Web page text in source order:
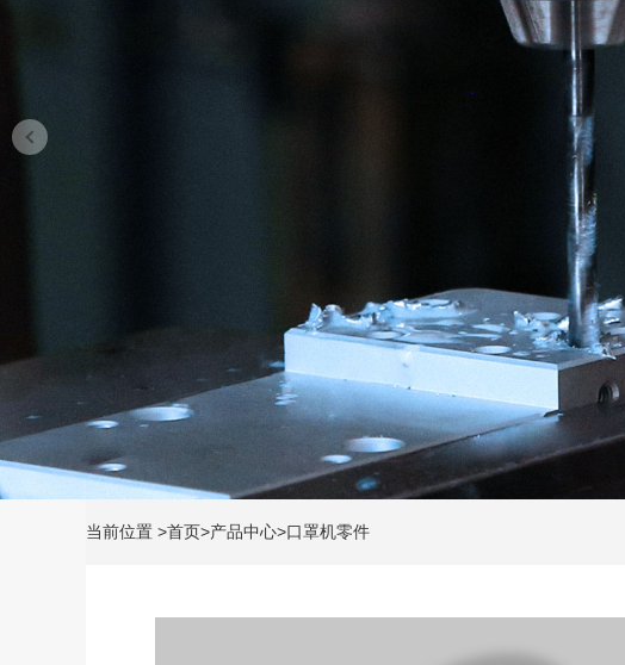
当前位置 >首页>产品中心>口罩机零件